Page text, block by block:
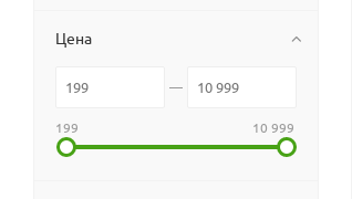
Цена
199 10 999